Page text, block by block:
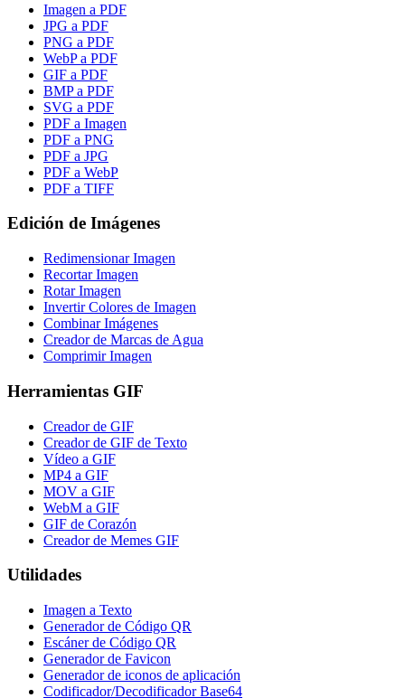
Imagen a PDF
JPG a PDF
PNG a PDF
WebP a PDF
GIF a PDF
BMP a PDF
SVG a PDF
PDF a Imagen
PDF a PNG
PDF a JPG
PDF a WebP
PDF a TIFF
Edición de Imágenes
Redimensionar Imagen
Recortar Imagen
Rotar Imagen
Invertir Colores de Imagen
Combinar Imágenes
Creador de Marcas de Agua
Comprimir Imagen
Herramientas GIF
Creador de GIF
Creador de GIF de Texto
Vídeo a GIF
MP4 a GIF
MOV a GIF
WebM a GIF
GIF de Corazón
Creador de Memes GIF
Utilidades
Imagen a Texto
Generador de Código QR
Escáner de Código QR
Generador de Favicon
Generador de iconos de aplicación
Codificador/Decodificador Base64